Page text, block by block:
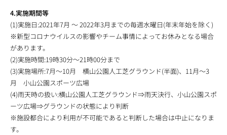
4.実施期間等
(1)実施日:2021年7月 ～ 2022年3月までの毎週水曜日(年末年始を除く)
※新型コロナウイルスの影響やチーム事情によってお休みとなる場合
があります。
(2)実施時間:19時30分～21時00分まで
(3)実施場所:7月～10月 横山公園人工芝グラウンド(半面)、11月～3
月 小山公園スポーツ広場
(4)雨天時の扱い:横山公園人工芝グラウンド⇒雨天決行、小山公園スポ
ーツ広場⇒グラウンドの状態により判断
※施設都合により利用が不可能であると判断した場合は中止になりま
す。